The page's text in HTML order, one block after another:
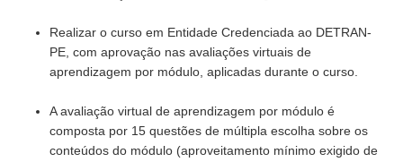
Realizar o curso em Entidade Credenciada ao DETRAN-
PE, com aprovação nas avaliações virtuais de
aprendizagem por módulo, aplicadas durante o curso.
A avaliação virtual de aprendizagem por módulo é
composta por 15 questões de múltipla escolha sobre os
conteúdos do módulo (aproveitamento mínimo exigido de